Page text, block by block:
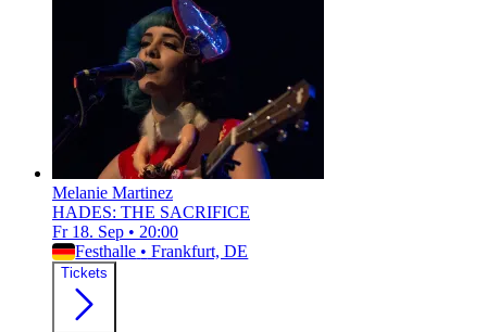
Melanie Martinez
HADES: THE SACRIFICE
Fr 18. Sep • 20:00
Festhalle • Frankfurt, DE
Tickets